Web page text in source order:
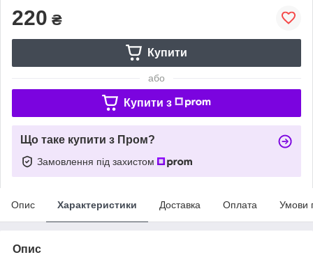
220 ₴
Купити
або
Купити з
Що таке купити з Пром?
Замовлення під захистом
Опис Характеристики Доставка Оплата Умови
Опис